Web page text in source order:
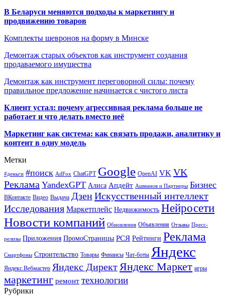
В Беларуси меняются подходы к маркетингу и
продвижению товаров
Комплекты шевронов на форму в Минске
Демонтаж старых объектов как инструмент создания
продаваемого имущества
Демонтаж как инструмент переговорной силы: почему
правильное предложение начинается с чистого листа
Клиент устал: почему агрессивная реклама больше не
работает и что делать вместо неё
Маркетинг как система: как связать продажи, аналитику и
контент в одну модель
Метки
#деньги #поиск AdFox ChatGPT Google OpenAI VK VK
Реклама YandexGPT Алиса Апдейт Ашманов и Партнеры Бизнес
ВКонтакте Видео Выдача ДзенИскусственный интеллект
Исследования Маркетплейс Недвижимость Нейросети
Новости компаний Обновления Объявления Отзывы Пресс-
релизы Приложения ПромоСтраницы РСЯ Рейтинги Реклама
Смартфоны Строительство Товары Финансы Чат-боты Яндекс
Яндекс.Вебмастер Яндекс ДиректЯндекс Маркет игры
маркетинг ремонт технологии
Рубрики